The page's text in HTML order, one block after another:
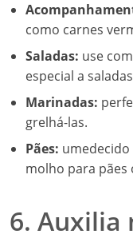
como carnes
Saladas: use
especial a
Marinadas:
grelhá-las.
Pães:
molho para pães
6. Auxilia